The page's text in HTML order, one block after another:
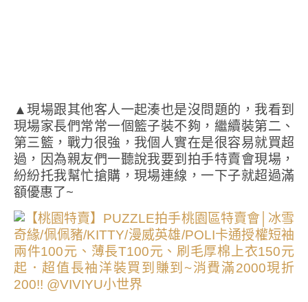
▲現場跟其他客人一起湊也是沒問題的，我看到
現場家長們常常一個籃子裝不夠，繼續裝第二、
第三籃，戰力很強，我個人實在是很容易就買超
過，因為親友們一聽說我要到拍手特賣會現場，
紛紛托我幫忙搶購，現場連線，一下子就超過滿
額優惠了~